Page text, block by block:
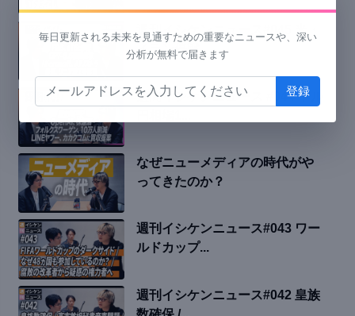
週刊イシケンニュース#045 米・
イラン停戦...
週間イシケンニュース #044 ドル
なぜニューメディアの時代がや
ってきたのか？
週刊イシケンニュース#043 ワー
ルドカップ...
週刊イシケンニュース#042 皇族
毎日更新される未来を見通すための重要なニュースや、深い
分析が無料で届きます